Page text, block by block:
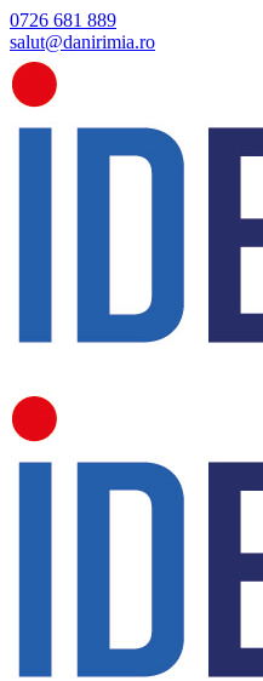
0726 681 889
salut@danirimia.ro